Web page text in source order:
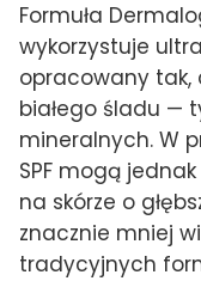
Formuła
wykorzystuje
opracowany tak,
białego śladu —
mineralnych. W
SPF mogą
na skórze o
znacznie mniej
tradycyjnych